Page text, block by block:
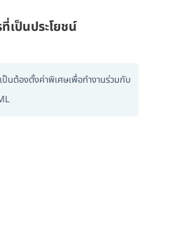
เป็นประโยชน์
ป็นต้องตั้งค่าพิเศษเพื่อทำงานร่วมกับ